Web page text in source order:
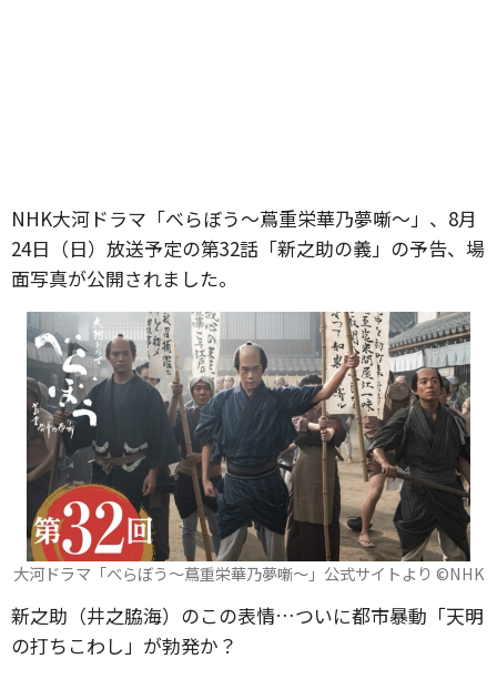
NHK大河ドラマ「べらぼう〜蔦重栄華乃夢噺〜」、8月
24日（日）放送予定の第32話「新之助の義」の予告、場
面写真が公開されました。
大河ドラマ「べらぼう～蔦重栄華乃夢噺～」公式サイトより ©️NHK
新之助（井之脇海）のこの表情…ついに都市暴動「天明
の打ちこわし」が勃発か？